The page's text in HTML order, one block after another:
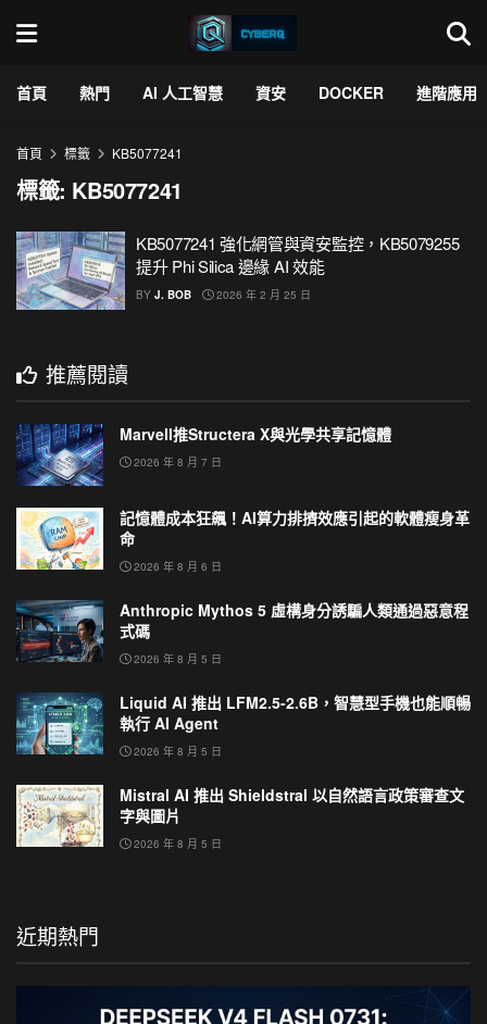
首頁 熱門 AI 人工智慧 資安 DOCKER 進階應用
首頁 標籤 KB5077241
標籤: KB5077241
KB5077241 強化網管與資安監控，KB5079255
提升 Phi Silica 邊緣 AI 效能
BY J. BOB 2026 年 2 月 25 日
推薦閱讀
Marvell推Structera X與光學共享記憶體
2026 年 8 月 7 日
記憶體成本狂飆！AI算力排擠效應引起的軟體瘦身革
命
2026 年 8 月 6 日
Anthropic Mythos 5 虛構身分誘騙人類通過惡意程
式碼
2026 年 8 月 5 日
Liquid AI 推出 LFM2.5-2.6B，智慧型手機也能順暢
執行 AI Agent
2026 年 8 月 5 日
Mistral AI 推出 Shieldstral 以自然語言政策審查文
字與圖片
2026 年 8 月 5 日
近期熱門